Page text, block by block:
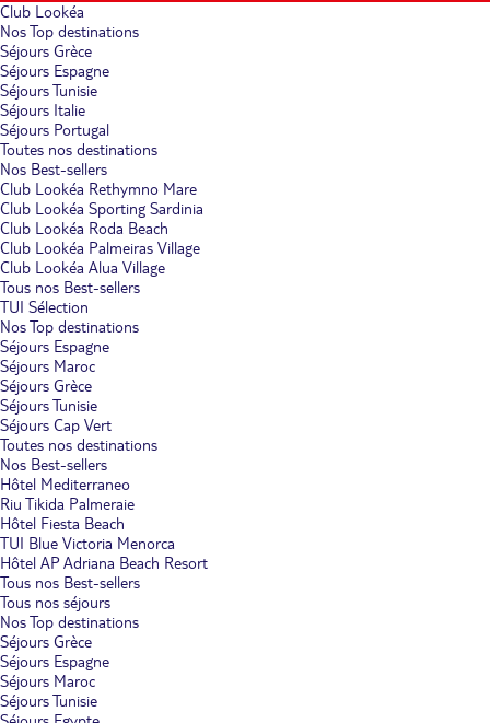
Club Lookéa
Nos Top destinations
Séjours Grèce
Séjours Espagne
Séjours Tunisie
Séjours Italie
Séjours Portugal
Toutes nos destinations
Nos Best-sellers
Club Lookéa Rethymno Mare
Club Lookéa Sporting Sardinia
Club Lookéa Roda Beach
Club Lookéa Palmeiras Village
Club Lookéa Alua Village
Tous nos Best-sellers
TUI Sélection
Nos Top destinations
Séjours Espagne
Séjours Maroc
Séjours Grèce
Séjours Tunisie
Séjours Cap Vert
Toutes nos destinations
Nos Best-sellers
Hôtel Mediterraneo
Riu Tikida Palmeraie
Hôtel Fiesta Beach
TUI Blue Victoria Menorca
Hôtel AP Adriana Beach Resort
Tous nos Best-sellers
Tous nos séjours
Nos Top destinations
Séjours Grèce
Séjours Espagne
Séjours Maroc
Séjours Tunisie